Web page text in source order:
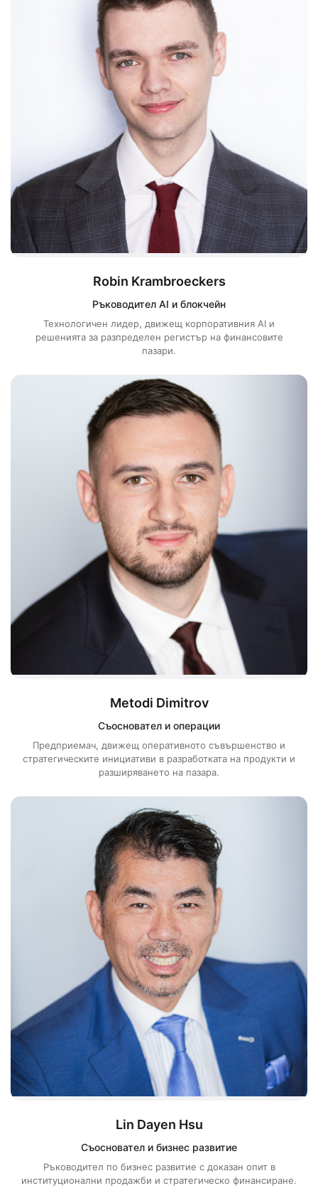
Robin Krambroeckers
Ръководител AI и блокчейн
Технологичен лидер, движещ корпоративния AI и
решенията за разпределен регистър на финансовите
пазари.
Metodi Dimitrov
Съосновател и операции
Предприемач, движещ оперативното съвършенство и
стратегическите инициативи в разработката на продукти и
разширяването на пазара.
Lin Dayen Hsu
Съосновател и бизнес развитие
Ръководител по бизнес развитие с доказан опит в
институционални продажби и стратегическо финансиране.